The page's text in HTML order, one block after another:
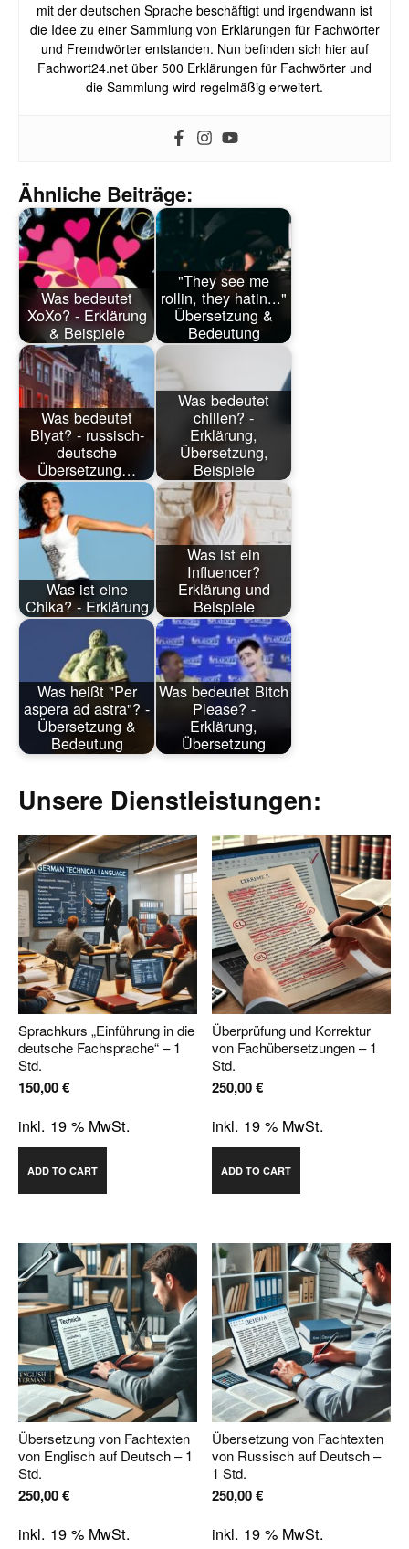
mit der deutschen Sprache beschäftigt und irgendwann ist
die Idee zu einer Sammlung von Erklärungen für Fachwörter
und Fremdwörter entstanden. Nun befinden sich hier auf
Fachwort24.net über 500 Erklärungen für Fachwörter und
die Sammlung wird regelmäßig erweitert.
Ähnliche Beiträge:
Was bedeutet
XoXo? - Erklärung
& Beispiele
"They see me
rollin, they hatin..."
Übersetzung &
Bedeutung
Was bedeutet
Blyat? - russisch-
deutsche
Übersetzung…
Was bedeutet
chillen? -
Erklärung,
Übersetzung,
Beispiele
Was ist eine
Chika? - Erklärung
Was ist ein
Influencer?
Erklärung und
Beispiele
Was heißt "Per
aspera ad astra"? -
Übersetzung &
Bedeutung
Was bedeutet Bitch
Please? -
Erklärung,
Übersetzung
Unsere Dienstleistungen:
Sprachkurs „Einführung in die
deutsche Fachsprache“ – 1
Std.
150,00€
inkl. 19 % MwSt.
ADD TO CART
Überprüfung und Korrektur
von Fachübersetzungen – 1
Std.
250,00€
inkl. 19 % MwSt.
ADD TO CART
Übersetzung von Fachtexten
von Englisch auf Deutsch – 1
Std.
250,00€
inkl. 19 % MwSt.
Übersetzung von Fachtexten
von Russisch auf Deutsch –
1 Std.
250,00€
inkl. 19 % MwSt.